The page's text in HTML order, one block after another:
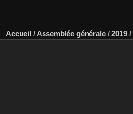
Accueil / Assemblée générale / 2019 /